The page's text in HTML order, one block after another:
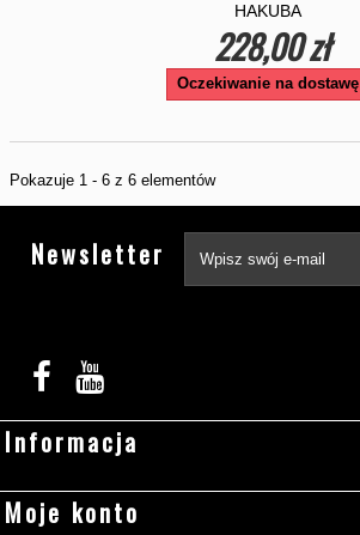
HAKUBA
228,00 zł
Oczekiwanie na dostawę
Pokazuje 1 - 6 z 6 elementów
Newsletter
Informacja
Moje konto